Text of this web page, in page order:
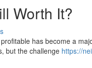
Worth It?
has become a
but the challenge https://